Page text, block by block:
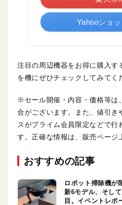
Yahooショ
注目の周辺機器をお得に購入す
を機にぜひチェックしてみてく
※セール開催・内容・価格等は
合がございます。また、値引き
スがプライム会員限定などで行
す。正確な情報は、販売ページ
おすすめの記事
ロボット掃除機
新6モデル、そし
目。イベントレポ